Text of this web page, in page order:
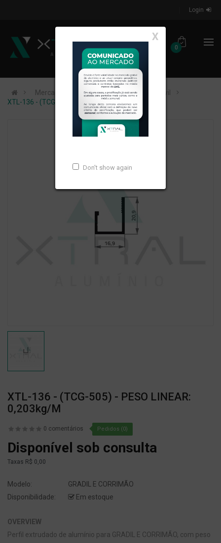
Login
0
X
Don't show again
Mercados de Atuação
Construção Civil
XTL-136 - (TCG-505) - PESO LINEAR: 0,203kg/m
XTL-136 - (TCG-505) - PESO LINEAR:
0,203kg/m
0 comentários Pedidos (0)
Disponível sob consulta
Taxas R$ 0,00
Modelo:
GRADIL E CORRIMÃO
Disponibilidade:
Em estoque
OVERVIEW
Perfil extrudado de alumínio para GRADIL E CORRIMÃO, com peso